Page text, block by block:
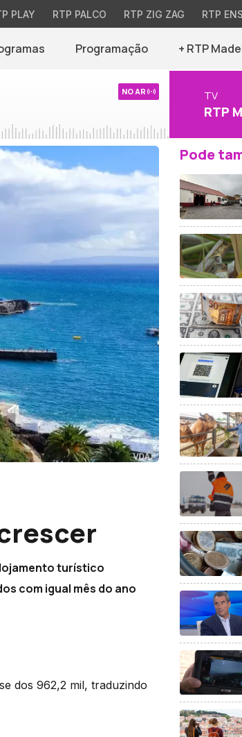
PLAY RTP PALCO RTP ZIG ZAG RTP
Programação + RTP
NO AR TV
RTP
turístico
com igual mês do ano
dos 962,2 mil, traduzindo
Pode